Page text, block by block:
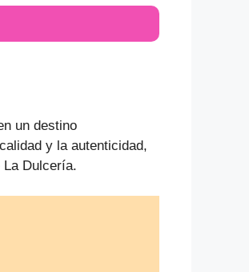
un destino
y la autenticidad,
Dulcería.